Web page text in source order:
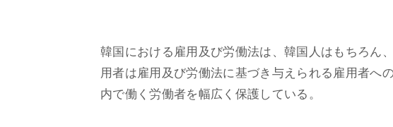
韓国における雇用及び労働法は、韓国人はもちろん
用者は雇用及び労働法に基づき与えられる雇用者へ
内で働く労働者を幅広く保護している。